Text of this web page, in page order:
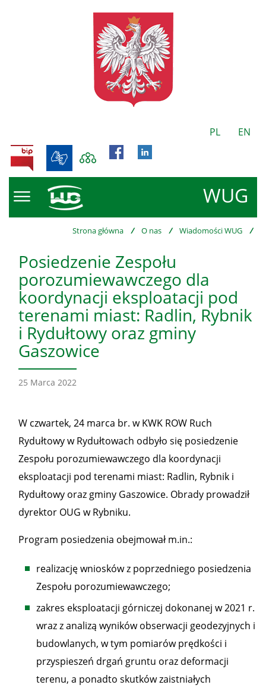
PL EN
WUG
BIP
Strona główna / O nas / Wiadomości WUG /
Posiedzenie Zespołu
porozumiewawczego dla
koordynacji eksploatacji pod
terenami miast: Radlin, Rybnik
i Rydułtowy oraz gminy
Gaszowice
25 Marca 2022
W czwartek, 24 marca br. w KWK ROW Ruch
Rydułtowy w Rydułtowach odbyło się posiedzenie
Zespołu porozumiewawczego dla koordynacji
eksploatacji pod terenami miast: Radlin, Rybnik i
Rydułtowy oraz gminy Gaszowice. Obrady prowadził
dyrektor OUG w Rybniku.
Program posiedzenia obejmował m.in.:
realizację wniosków z poprzedniego posiedzenia
Zespołu porozumiewawczego;
zakres eksploatacji górniczej dokonanej w 2021 r.
wraz z analizą wyników obserwacji geodezyjnych i
budowlanych, w tym pomiarów prędkości i
przyspieszeń drgań gruntu oraz deformacji
terenu, a ponadto skutków zaistniałych